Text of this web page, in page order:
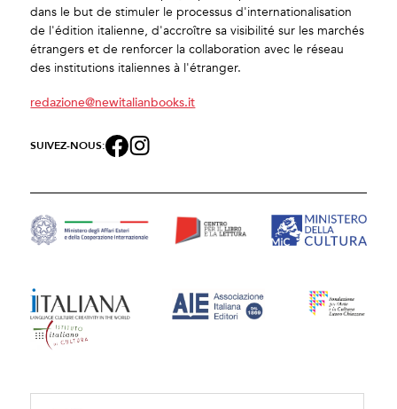
dans le but de stimuler le processus d'internationalisation
de l'édition italienne, d'accroître sa visibilité sur les marchés
étrangers et de renforcer la collaboration avec le réseau
des institutions italiennes à l'étranger.
redazione@newitalianbooks.it
SUIVEZ-NOUS: